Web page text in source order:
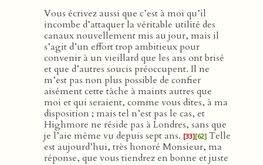
Vous écrivez aussi que c’est à moi qu’il
incombe d’attaquer la véritable utilité des
canaux nouvellement mis au jour, mais il
s’agit d’un effort trop ambitieux pour
convenir à un vieillard que les ans ont brisé
et que d’autres soucis préoccupent. Il ne
m’est pas non plus possible de confier
aisément cette tâche à maints autres que
moi et qui seraient, comme vous dites, à ma
disposition ; mais tel n’est pas le cas, et
Highmore ne réside pas à Londres, sans que
je l’aie même vu depuis sept ans. [33][62] Telle
est aujourd’hui, très honoré Monsieur, ma
réponse, que vous tiendrez en bonne et juste